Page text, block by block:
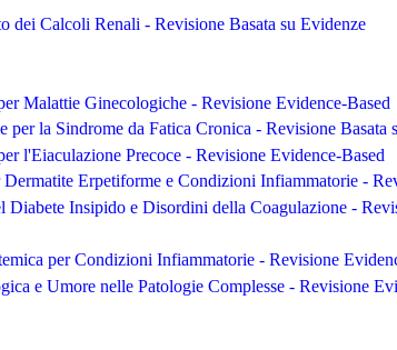
dei Calcoli Renali - Revisione Basata su Evidenze
Malattie Ginecologiche - Revisione Evidence-Based
per la Sindrome da Fatica Cronica - Revisione Basata
l'Eiaculazione Precoce - Revisione Evidence-Based
Erpetiforme e Condizioni Infiammatorie -
Insipido e Disordini della Coagulazione -
per Condizioni Infiammatorie - Revisione
e Umore nelle Patologie Complesse - Revisione